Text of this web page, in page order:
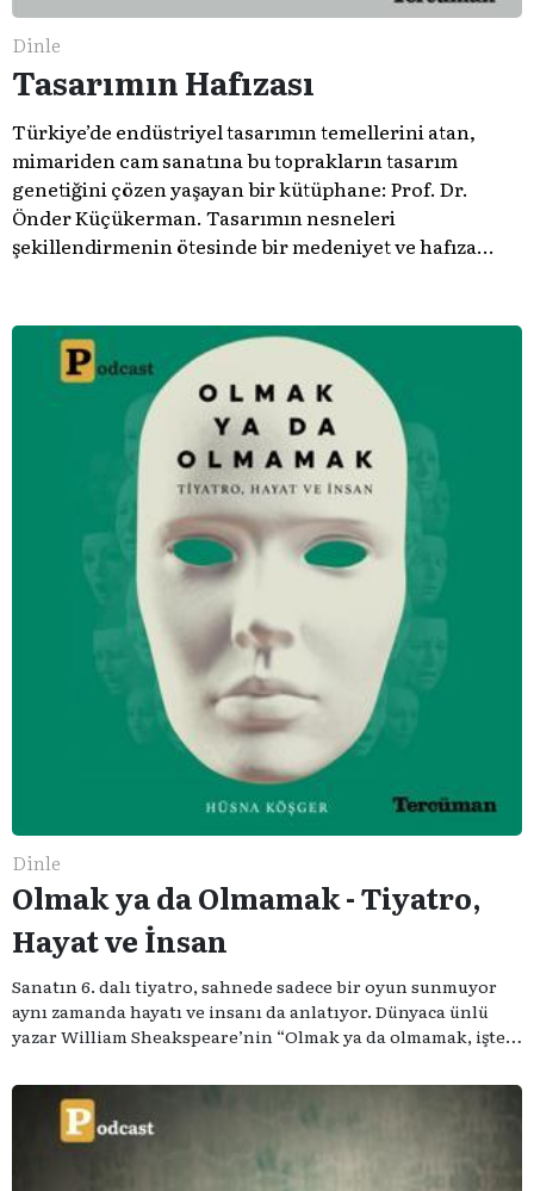
Dinle
Tasarımın Hafızası
Türkiye’de endüstriyel tasarımın temellerini atan,
mimariden cam sanatına bu toprakların tasarım
genetiğini çözen yaşayan bir kütüphane: Prof. Dr.
Önder Küçükerman. ​Tasarımın nesneleri
şekillendirmenin ötesinde bir medeniyet ve hafıza
Dinle
Olmak ya da Olmamak - Tiyatro,
Hayat ve İnsan
Sanatın 6. dalı tiyatro, sahnede sadece bir oyun sunmuyor
aynı zamanda hayatı ve insanı da anlatıyor. Dünyaca ünlü
yazar William Sheakspeare’nin “Olmak ya da olmamak, işte
serimizde; tiyatroyu, alanının uzman isimleriyle
konuşuyoruz..